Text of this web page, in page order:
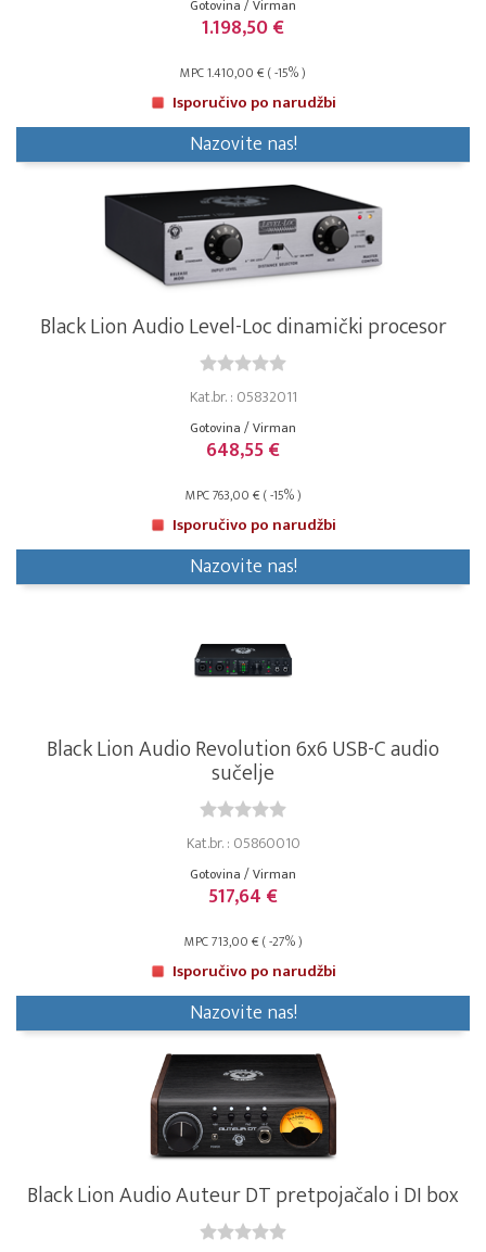
Gotovina / Virman
1.198,50 €
MPC 1.410,00 € ( -15% )
Isporučivo po narudžbi
Nazovite nas!
Black Lion Audio Level-Loc dinamički procesor
Kat.br. : 05832011
Gotovina / Virman
648,55 €
MPC 763,00 € ( -15% )
Isporučivo po narudžbi
Nazovite nas!
Black Lion Audio Revolution 6x6 USB-C audio
sučelje
Kat.br. : 05860010
Gotovina / Virman
517,64 €
MPC 713,00 € ( -27% )
Isporučivo po narudžbi
Nazovite nas!
Black Lion Audio Auteur DT pretpojačalo i DI box